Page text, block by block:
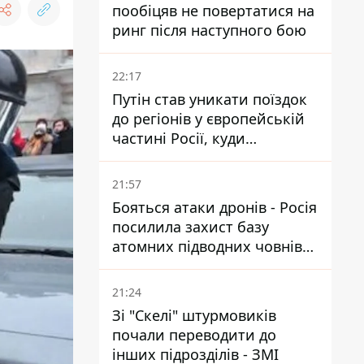
пообіцяв не повертатися на
ринг після наступного бою
22:17
Путін став уникати поїздок
до регіонів у європейській
частині Росії, куди
регулярно долітають дрони
21:57
Бояться атаки дронів - Росія
посилила захист базу
атомних підводних човнів
за 7400 км від України
21:24
Зі "Скелі" штурмовиків
почали переводити до
інших підрозділів - ЗМІ